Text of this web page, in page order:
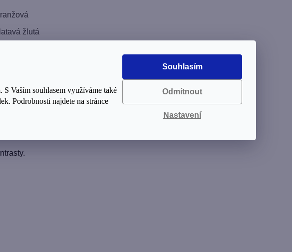
S Vaším souhlasem využíváme také
Podrobnosti najdete na stránce
Nastavení
Odmítnout
Souhlasím
žlutá
neonová zelená.